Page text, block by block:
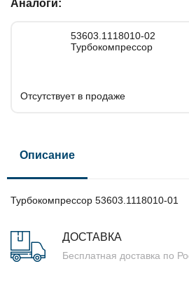
Аналоги:
53603.1118010-02
Турбокомпрессор
Отсутствует в продаже
Описание
Турбокомпрессор 53603.1118010-01
ДОСТАВКА
Бесплатная доставка по